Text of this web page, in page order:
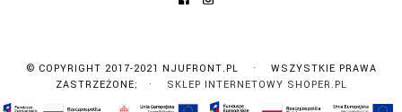
© COPYRIGHT 2017-2021 NJUFRONT.PL · WSZYSTKIE PRAWA
ZASTRZEŻONE; · SKLEP INTERNETOWY SHOPER.PL